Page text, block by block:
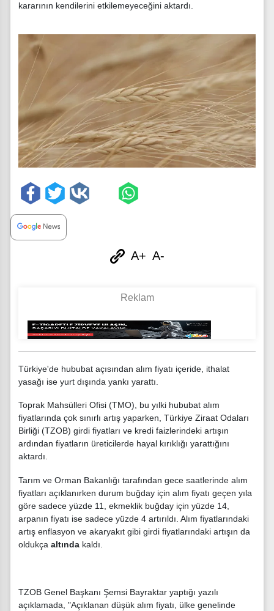
kararının kendilerini etkilemeyeceğini aktardı.
A+ A-
Türkiye'de hububat açısından alım fiyatı içeride, ithalat
yasağı ise yurt dışında yankı yarattı.
Toprak Mahsülleri Ofisi (TMO), bu yılki hububat alım
fiyatlarında çok sınırlı artış yaparken, Türkiye Ziraat Odaları
Birliği (TZOB) girdi fiyatları ve kredi faizlerindeki artışın
ardından fiyatların üreticilerde hayal kırıklığı yarattığını
aktardı.
Tarım ve Orman Bakanlığı tarafından gece saatlerinde alım
fiyatları açıklanırken durum buğday için alım fiyatı geçen yıla
göre sadece yüzde 11, ekmeklik buğday için yüzde 14,
arpanın fiyatı ise sadece yüzde 4 artırıldı. Alım fiyatlarındaki
artış enflasyon ve akaryakıt gibi girdi fiyatlarındaki artışın da
oldukça altında kaldı.
TZOB Genel Başkanı Şemsi Bayraktar yaptığı yazılı
açıklamada, "Açıklanan düşük alım fiyatı, ülke genelinde